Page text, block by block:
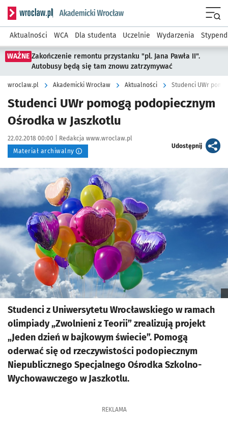
Serwis informacyjny wroclaw.pl podserwis: Akademicki
Aktualności WCA Dla studenta Uczelnie Wydarzenia
WAŻNE Zakończenie remontu przystanku "pl. Jana Pawła II".
Autobusy będą się tam znowu zatrzymywać
wroclaw.pl Akademicki Wrocław Aktualności Studenci UWr
Studenci UWr pomogą podopiecznym
Ośrodka w Jaszkotlu
Data publikacji:
22.02.2018 00:00 | Autor:
Redakcja www.wroclaw.pl
Materiał archiwalny
Udostępnijartykuł
Kliknij, aby powiększyć
Studenci z Uniwersytetu Wrocławskiego w ramach
olimpiady „Zwolnieni z Teorii” zrealizują projekt
„Jeden dzień w bajkowym świecie”. Pomogą
oderwać się od rzeczywistości podopiecznym
Niepublicznego Specjalnego Ośrodka Szkolno-
Wychowawczego w Jaszkotlu.
REKLAMA